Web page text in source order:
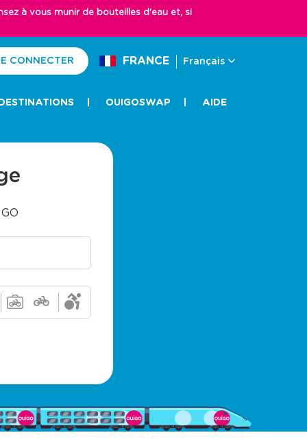
à vous munir de bouteilles d'eau et, si
CONNECTER FRANCE Français
OUIGOSWAP AIDE